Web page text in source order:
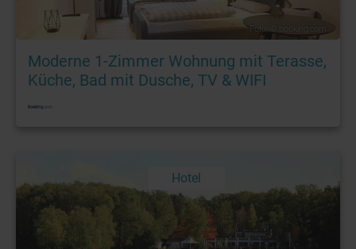
Foto: © booking.com
Moderne 1-Zimmer Wohnung mit Terasse,
Küche, Bad mit Dusche, TV & WIFI
Hotel